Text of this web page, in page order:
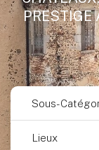
PRESTIGE
Sous-
Lieux